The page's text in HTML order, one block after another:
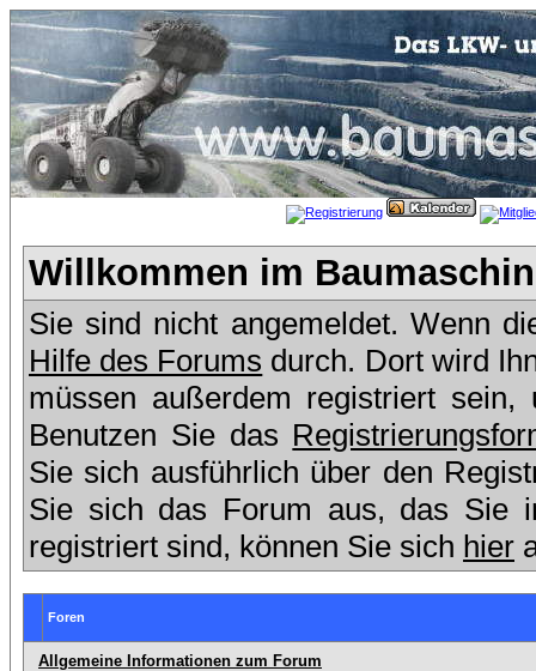
Willkommen im
Sie sind nicht angemeldet. Wenn
Hilfe des Forums durch. Dort wird
müssen außerdem registriert
Benutzen Sie das
Sie sich ausführlich über den
Sie sich das Forum aus, das Sie
registriert sind, können Sie sich hier
Foren
Allgemeine Informationen zum Forum